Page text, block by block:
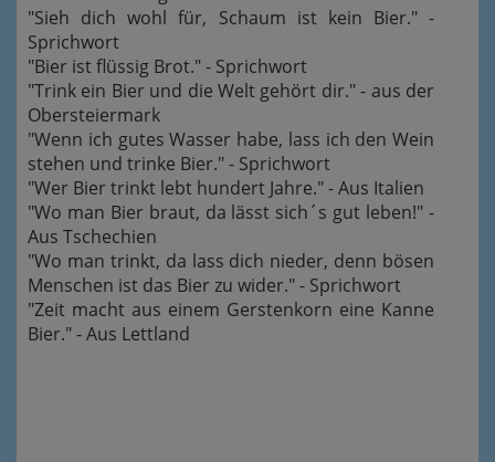
"Sieh dich wohl für, Schaum ist kein Bier." -
Sprichwort
"Bier ist flüssig Brot." - Sprichwort
"Trink ein Bier und die Welt gehört dir." - aus der
Obersteiermark
"Wenn ich gutes Wasser habe, lass ich den Wein
stehen und trinke Bier." - Sprichwort
"Wer Bier trinkt lebt hundert Jahre." - Aus Italien
"Wo man Bier braut, da lässt sich´s gut leben!" -
Aus Tschechien
"Wo man trinkt, da lass dich nieder, denn bösen
Menschen ist das Bier zu wider." - Sprichwort
"Zeit macht aus einem Gerstenkorn eine Kanne
Bier." - Aus Lettland